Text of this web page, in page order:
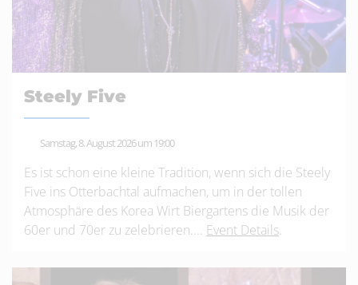
Steely Five
Samstag, 8. August 2026 um 19:00
Es ist schon eine kleine Tradition, wenn sich die Steely
Five ins Otterbachtal aufmachen, um in der tollen
Atmosphäre des Korea Wirt Biergartens die Musik der
60er und 70er zu zelebrieren.... Event Details.